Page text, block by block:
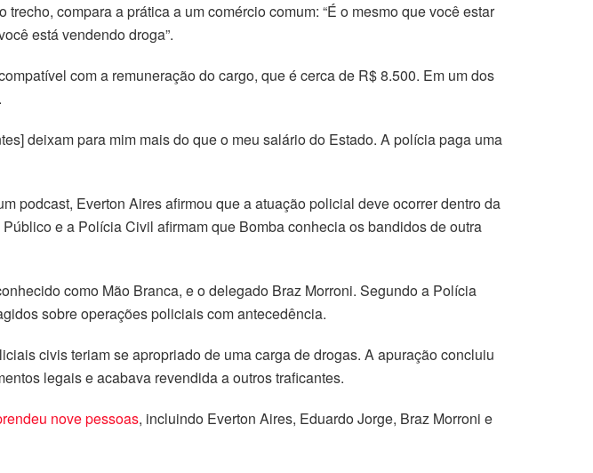
compara a prática a um comércio comum: “É o mesmo que você estar
está vendendo droga”.
com a remuneração do cargo, que é cerca de R$ 8.500. Em um dos
deixam para mim mais do que o meu salário do Estado. A polícia paga uma
podcast, Everton Aires afirmou que a atuação policial deve ocorrer dentro da
e a Polícia Civil afirmam que Bomba conhecia os bandidos de outra
como Mão Branca, e o delegado Braz Morroni. Segundo a Polícia
sobre operações policiais com antecedência.
civis teriam se apropriado de uma carga de drogas. A apuração concluiu
legais e acabava revendida a outros traficantes.
nove pessoas, incluindo Everton Aires, Eduardo Jorge, Braz Morroni e